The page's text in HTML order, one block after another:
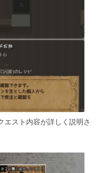
エスト内容が詳しく説明さ